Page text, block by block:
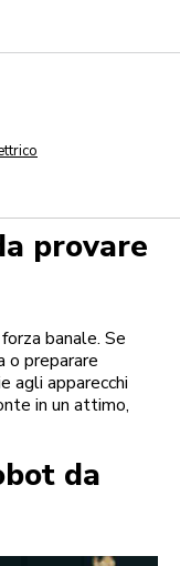
provare
banale. Se
o preparare
agli apparecchi
in un attimo,
da